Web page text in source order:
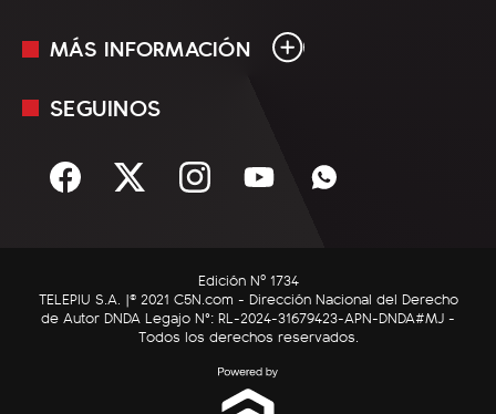
En Vivo
Sociedad
C5N Autos
RatingCero
MÁS INFORMACIÓN
Mediakit
Términos y condiciones
SEGUINOS
Edición Nº 1734
TELEPIU S.A. |© 2021 C5N.com - Dirección Nacional del Derecho
de Autor DNDA Legajo N°: RL-2024-31679423-APN-DNDA#MJ -
Todos los derechos reservados.